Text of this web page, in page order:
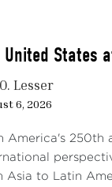
United States
Lesser
6, 2026
America's 250th
Asia to Latin